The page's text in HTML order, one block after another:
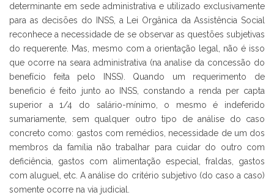
determinante em sede administrativa e utilizado exclusivamente
para as decisões do INSS, a Lei Orgânica da Assistência Social
reconhece a necessidade de se observar as questões subjetivas
do requerente. Mas, mesmo com a orientação legal, não é isso
que ocorre na seara administrativa (na analise da concessão do
benefício feita pelo INSS). Quando um requerimento de
beneficio é feito junto ao INSS, constando a renda per capta
superior a 1/4 do salário-mínimo, o mesmo é indeferido
sumariamente, sem qualquer outro tipo de análise do caso
concreto como: gastos com remédios, necessidade de um dos
membros da família não trabalhar para cuidar do outro com
deficiência, gastos com alimentação especial, fraldas, gastos
com aluguel, etc. A análise do critério subjetivo (do caso a caso)
somente ocorre na via judicial.